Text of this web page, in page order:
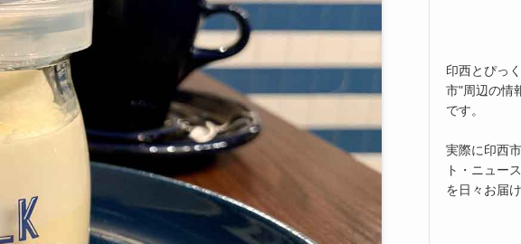
印西とぴっ
市"周辺の情
です。
実際に印西
ト・ニュー
を日々お届